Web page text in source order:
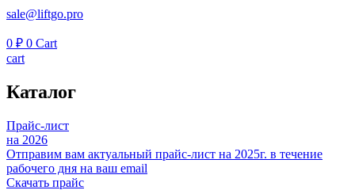
sale@liftgo.pro
0 ₽ 0 Cart
cart
Каталог
Прайс-лист
на 2026
Отправим вам актуальный прайс-лист на 2025г. в течение
рабочего дня на ваш email
Скачать прайс